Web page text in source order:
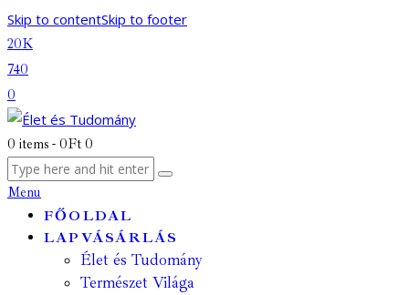
Skip to contentSkip to footer
20K
740
0
0 items - 0Ft 0
Menu
FŐOLDAL
LAPVÁSÁRLÁS
Élet és Tudomány
Természet Világa